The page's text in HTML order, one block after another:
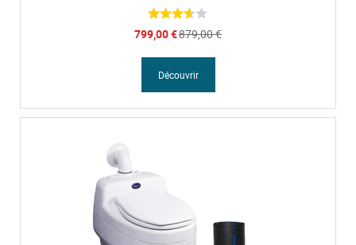
P
é
l
799,00 €879,00 €
Découvrir